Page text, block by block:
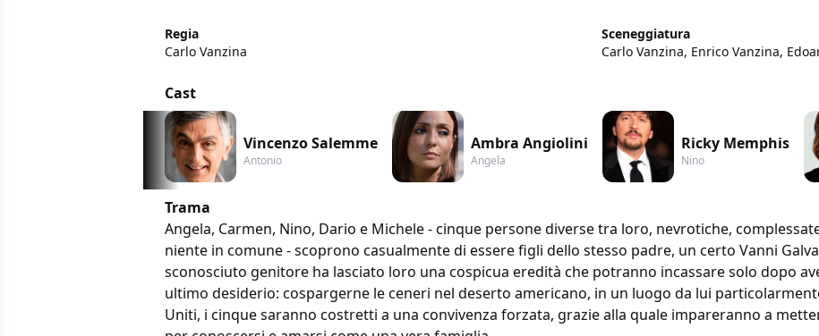
Regia
Carlo Vanzina
Sceneggiatura
Carlo Vanzina, Enrico Vanzina,
Cast
Vincenzo Salemme
Antonio
Ambra Angiolini
Angela
Ricky Memphis
Nino
Trama
Angela, Carmen, Nino, Dario e Michele - cinque persone diverse tra loro, nevrotiche,
niente in comune - scoprono casualmente di essere figli dello stesso padre, un certo Vanni
sconosciuto genitore ha lasciato loro una cospicua eredità che potranno incassare solo dopo
ultimo desiderio: cospargerne le ceneri nel deserto americano, in un luogo da lui
Uniti, i cinque saranno costretti a una convivenza forzata, grazie alla quale impareranno a